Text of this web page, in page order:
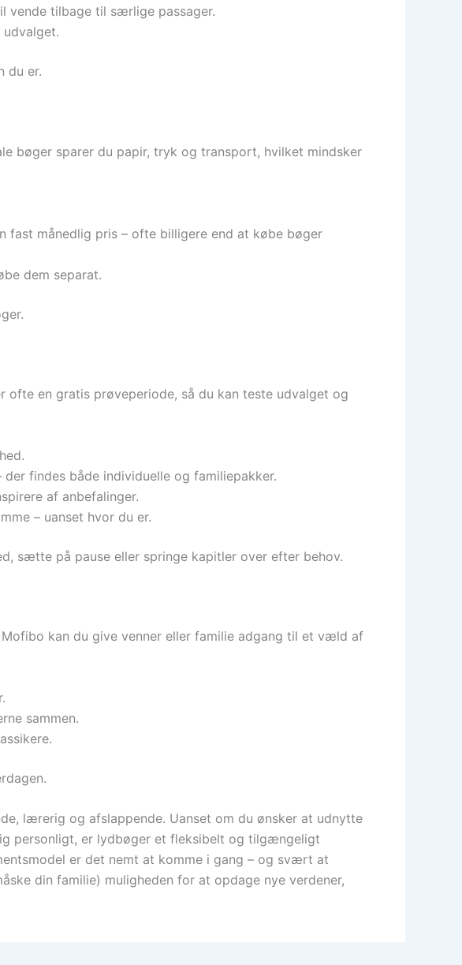
vende tilbage til særlige passager.
du er.
bøger sparer du papir, tryk og transport, hvilket mindsker
månedlig pris – ofte billigere end at købe bøger
dem separat.
en gratis prøveperiode, så du kan teste udvalget og
findes både individuelle og familiepakker.
af anbefalinger.
– uanset hvor du er.
sætte på pause eller springe kapitler over efter behov.
kan du give venner eller familie adgang til et væld af
sammen.
lærerig og afslappende. Uanset om du ønsker at udnytte
personligt, er lydbøger et fleksibelt og tilgængeligt
er det nemt at komme i gang – og svært at
din familie) muligheden for at opdage nye verdener,